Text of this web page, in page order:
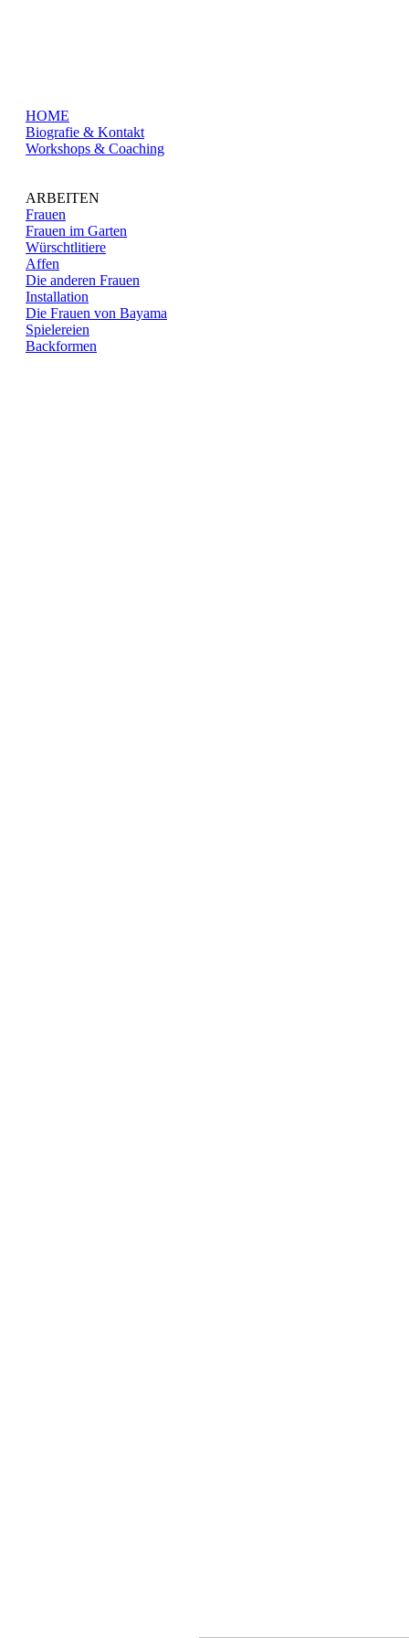
HOME
Biografie & Kontakt
Workshops & Coaching
ARBEITEN
Frauen
Frauen im Garten
Würschtlitiere
Affen
Die anderen Frauen
Installation
Die Frauen von Bayama
Spielereien
Backformen